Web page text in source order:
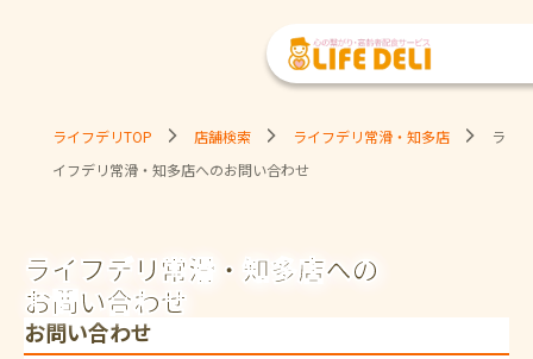
ライフデリTOP 店舗検索 ライフデリ常滑・知多店
ラ
イフデリ常滑・知多店へのお問い合わせ
ライフデリ常滑・知多店への
お問い合わせ
お問い合わせ